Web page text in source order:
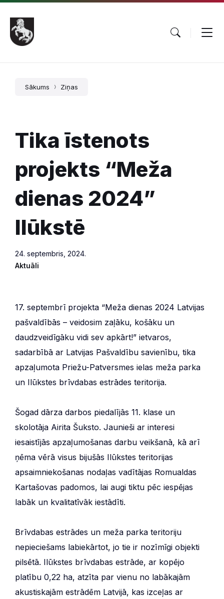
Pāriet
saturu
Skip
main
navigation
Skip
footer
Sākums Ziņas
Tika īstenots
projekts “Meža
dienas 2024”
Ilūkstē
24. septembris, 2024.
Aktuāli
17. septembrī projekta “Meža dienas 2024 Latvijas
pašvaldībās – veidosim zaļāku, košāku un
daudzveidīgāku vidi sev apkārt!” ietvaros,
sadarbībā ar Latvijas Pašvaldību savienību, tika
apzaļumota Priežu-Patversmes ielas meža parka
un Ilūkstes brīvdabas estrādes teritorija.
Šogad dārza darbos piedalījās 11. klase un
skolotāja Airita Šuksto. Jaunieši ar interesi
iesaistījās apzaļumošanas darbu veikšanā, kā arī
ņēma vērā visus bijušās Ilūkstes teritorijas
apsaimniekošanas nodaļas vadītājas Romualdas
Kartašovas padomos, lai augi tiktu pēc iespējas
labāk un kvalitatīvāk iestādīti.
Brīvdabas estrādes un meža parka teritoriju
nepieciešams labiekārtot, jo tie ir nozīmīgi objekti
pilsētā. Ilūkstes brīvdabas estrāde, ar kopējo
platību 0,22 ha, atzīta par vienu no labākajām
akustiskajām estrādēm Latvijā, kas izceļas ar